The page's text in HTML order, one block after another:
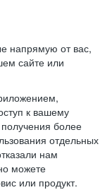
напрямую от вас,
сайте или
к вашему
более
отдельных
нам
можете
или продукт.